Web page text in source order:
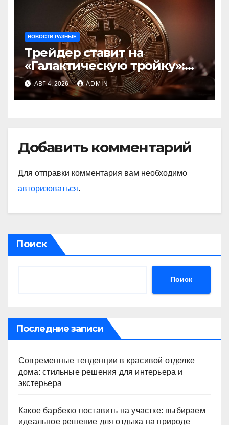
НОВОСТИ РАЗНЫЕ
Трейдер ставит на
«Галактическую тройку»:
Circle, Coinbase и ETH
АВГ 4, 2026 ADMIN
Добавить комментарий
Для отправки комментария вам необходимо
авторизоваться.
Поиск
Поиск
Последние записи
Современные тенденции в красивой отделке
дома: стильные решения для интерьера и
экстерьера
Какое барбекю поставить на участке: выбираем
идеальное решение для отдыха на природе